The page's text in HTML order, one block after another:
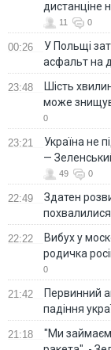
дистанціне
11 0
00:26
У Польщі
асфальт на
23:48
Шість
може
0
23:21
Україна не
—
49 0
22:49
Здатен
22:22
Вибух у
родичка
0
21:42
Первинний
падіння
21:18
"Ми